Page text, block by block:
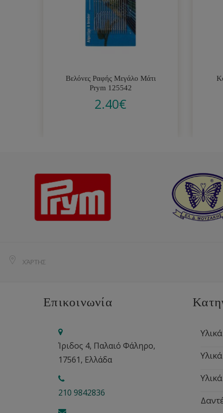
Βελόνες Ραφής Μεγάλο Μάτι
Prym 125542
2.40€
ΧΆΡΤΗΣ
Επικοινωνία
Ίριδος 4, Παλαιό Φάληρο,
17561, Ελλάδα
210 9842836